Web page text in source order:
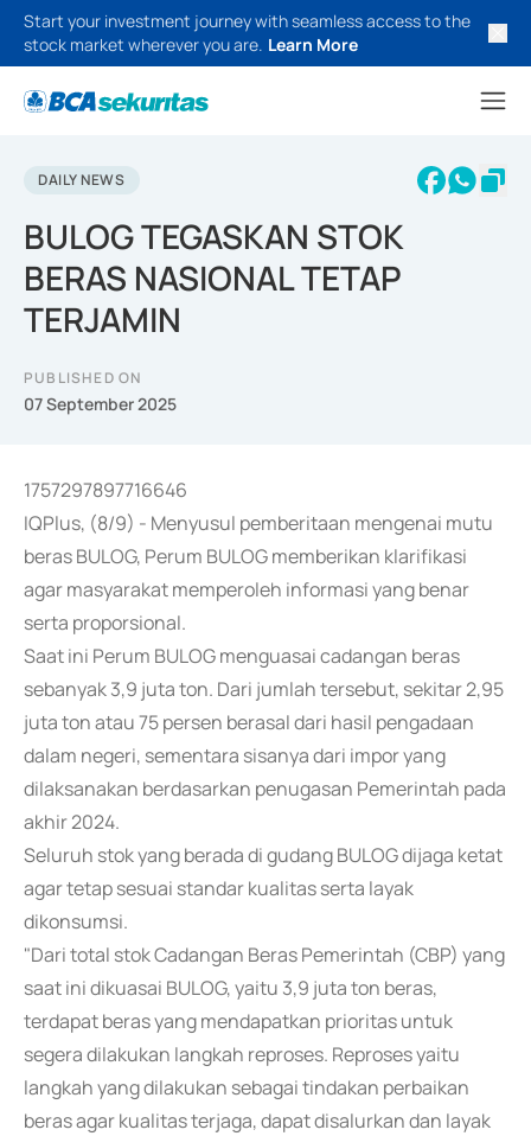
Start your investment journey with seamless access to the
stock market wherever you are. Learn More
DAILY NEWS
BULOG TEGASKAN STOK
BERAS NASIONAL TETAP
TERJAMIN
PUBLISHED ON
07 September 2025
1757297897716646
IQPlus, (8/9) - Menyusul pemberitaan mengenai mutu
beras BULOG, Perum BULOG memberikan klarifikasi
agar masyarakat memperoleh informasi yang benar
serta proporsional.
Saat ini Perum BULOG menguasai cadangan beras
sebanyak 3,9 juta ton. Dari jumlah tersebut, sekitar 2,95
juta ton atau 75 persen berasal dari hasil pengadaan
dalam negeri, sementara sisanya dari impor yang
dilaksanakan berdasarkan penugasan Pemerintah pada
akhir 2024.
Seluruh stok yang berada di gudang BULOG dijaga ketat
agar tetap sesuai standar kualitas serta layak
dikonsumsi.
"Dari total stok Cadangan Beras Pemerintah (CBP) yang
saat ini dikuasai BULOG, yaitu 3,9 juta ton beras,
terdapat beras yang mendapatkan prioritas untuk
segera dilakukan langkah reproses. Reproses yaitu
langkah yang dilakukan sebagai tindakan perbaikan
beras agar kualitas terjaga, dapat disalurkan dan layak